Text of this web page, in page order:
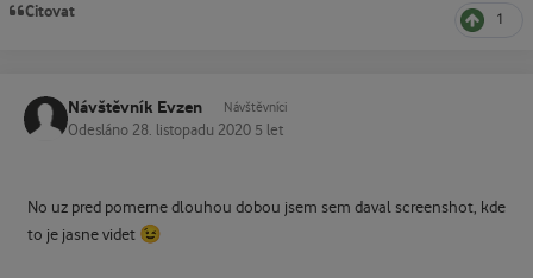
Citovat 1
Návštěvník Evzen Návštěvníci
Odesláno 28. listopadu 2020 5 let
No uz pred pomerne dlouhou dobou jsem sem daval screenshot, kde
to je jasne videt 😉